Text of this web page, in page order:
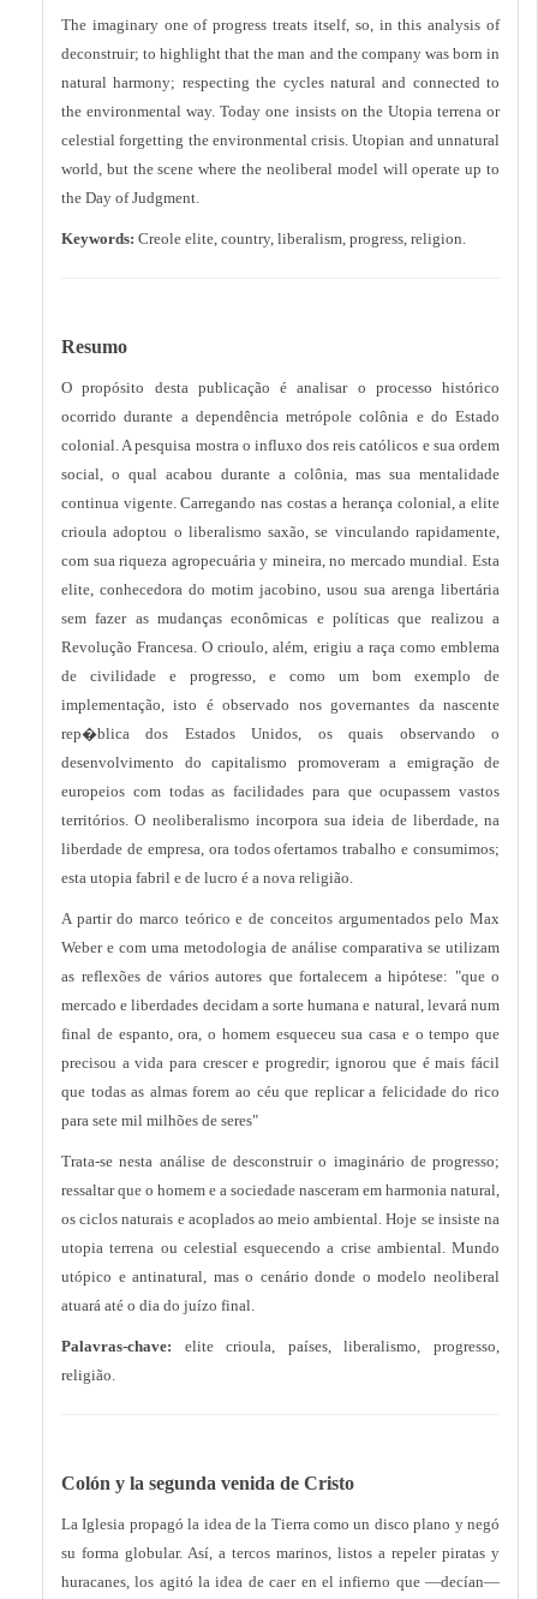
The imaginary one of progress treats itself, so, in this analysis of
deconstruir; to highlight that the man and the company was born in
natural harmony; respecting the cycles natural and connected to
the environmental way. Today one insists on the Utopia terrena or
celestial forgetting the environmental crisis. Utopian and unnatural
world, but the scene where the neoliberal model will operate up to
the Day of Judgment.
Keywords: Creole elite, country, liberalism, progress, religion.
Resumo
O propósito desta publicação é analisar o processo histórico
ocorrido durante a dependência metrópole colônia e do Estado
colonial. A pesquisa mostra o influxo dos reis católicos e sua ordem
social, o qual acabou durante a colônia, mas sua mentalidade
continua vigente. Carregando nas costas a herança colonial, a elite
crioula adoptou o liberalismo saxão, se vinculando rapidamente,
com sua riqueza agropecuária y mineira, no mercado mundial. Esta
elite, conhecedora do motim jacobino, usou sua arenga libertária
sem fazer as mudanças econômicas e políticas que realizou a
Revolução Francesa. O crioulo, além, erigiu a raça como emblema
de civilidade e progresso, e como um bom exemplo de
implementação, isto é observado nos governantes da nascente
rep�blica dos Estados Unidos, os quais observando o
desenvolvimento do capitalismo promoveram a emigração de
europeios com todas as facilidades para que ocupassem vastos
territórios. O neoliberalismo incorpora sua ideia de liberdade, na
liberdade de empresa, ora todos ofertamos trabalho e consumimos;
esta utopia fabril e de lucro é a nova religião.
A partir do marco teórico e de conceitos argumentados pelo Max
Weber e com uma metodologia de análise comparativa se utilizam
as reflexões de vários autores que fortalecem a hipótese: "que o
mercado e liberdades decidam a sorte humana e natural, levará num
final de espanto, ora, o homem esqueceu sua casa e o tempo que
precisou a vida para crescer e progredir; ignorou que é mais fácil
que todas as almas forem ao céu que replicar a felicidade do rico
para sete mil milhões de seres"
Trata-se nesta análise de desconstruir o imaginário de progresso;
ressaltar que o homem e a sociedade nasceram em harmonia natural,
os ciclos naturais e acoplados ao meio ambiental. Hoje se insiste na
utopia terrena ou celestial esquecendo a crise ambiental. Mundo
utópico e antinatural, mas o cenário donde o modelo neoliberal
atuará até o dia do juízo final.
Palavras-chave: elite crioula, países, liberalismo, progresso,
religião.
Colón y la segunda venida de Cristo
La Iglesia propagó la idea de la Tierra como un disco plano y negó
su forma globular. Así, a tercos marinos, listos a repeler piratas y
huracanes, los agitó la idea de caer en el infierno que —decían—